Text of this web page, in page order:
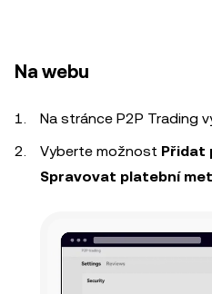
Na webu
Na stránce P2P Trading
Vyberte možnost Přidat
Spravovat platební